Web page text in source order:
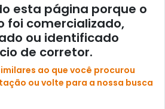
esta página porque o
foi comercializado,
ou identificado
de corretor.
ao que você procurou
ou volte para a nossa busca